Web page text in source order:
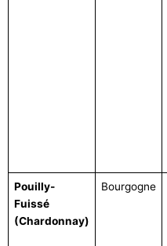
Pouilly-
Fuissé
(Chardonnay)
Bourgogne